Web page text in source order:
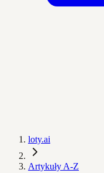
loty.ai
Artykuły A-Z